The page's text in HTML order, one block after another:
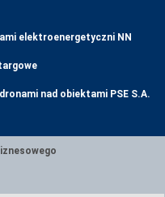
elektroenergetyczni NN
nad obiektami PSE S.A.